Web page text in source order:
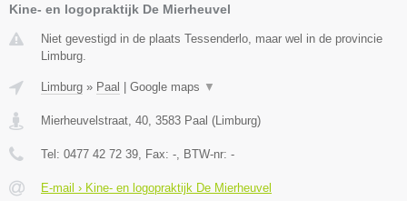
Kine- en logopraktijk De Mierheuvel
Niet gevestigd in de plaats Tessenderlo, maar wel in de provincie
Limburg.
Limburg » Paal Google maps ▼
Mierheuvelstraat, 40, 3583 Paal (Limburg)
Tel: 0477 42 72 39, Fax: -, BTW-nr: -
E-mail › Kine- en logopraktijk De Mierheuvel